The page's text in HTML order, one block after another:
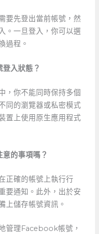
要先登出當前帳號，然
。一旦登入，你可以選
過程。
入狀態？
，你不能同時保持多個
同的瀏覽器或私密模式
置上使用原生應用程式
的事項嗎？
正確的帳號上執行行
要通知。此外，出於安
上儲存帳號資訊。
管理Facebook帳號，